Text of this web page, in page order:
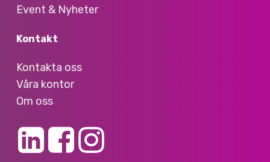
Event & Nyheter
Kontakt
Kontakta oss
Våra kontor
Om oss